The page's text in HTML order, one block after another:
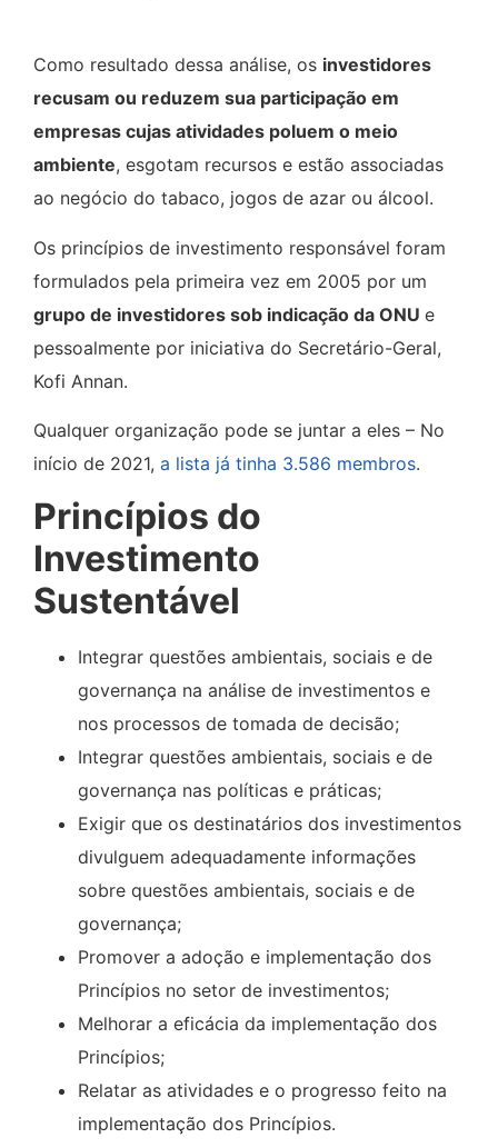
Como resultado dessa análise, os investidores
recusam ou reduzem sua participação em
empresas cujas atividades poluem o meio
ambiente, esgotam recursos e estão associadas
ao negócio do tabaco, jogos de azar ou álcool.
Os princípios de investimento responsável foram
formulados pela primeira vez em 2005 por um
grupo de investidores sob indicação da ONU e
pessoalmente por iniciativa do Secretário-Geral,
Kofi Annan.
Qualquer organização pode se juntar a eles – No
início de 2021, a lista já tinha 3.586 membros.
Princípios do
Investimento
Sustentável
Integrar questões ambientais, sociais e de
governança na análise de investimentos e
nos processos de tomada de decisão;
Integrar questões ambientais, sociais e de
governança nas políticas e práticas;
Exigir que os destinatários dos investimentos
divulguem adequadamente informações
sobre questões ambientais, sociais e de
governança;
Promover a adoção e implementação dos
Princípios no setor de investimentos;
Melhorar a eficácia da implementação dos
Princípios;
Relatar as atividades e o progresso feito na
implementação dos Princípios.